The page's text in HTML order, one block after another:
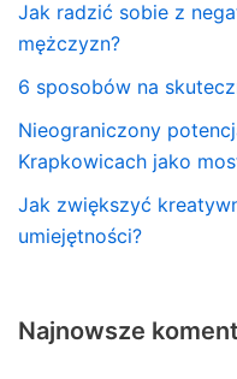
Jak radzić sobie z
mężczyzn?
6 sposobów na
Nieograniczony
Krapkowicach jako
Jak zwiększyć
umiejętności?
Najnowsze